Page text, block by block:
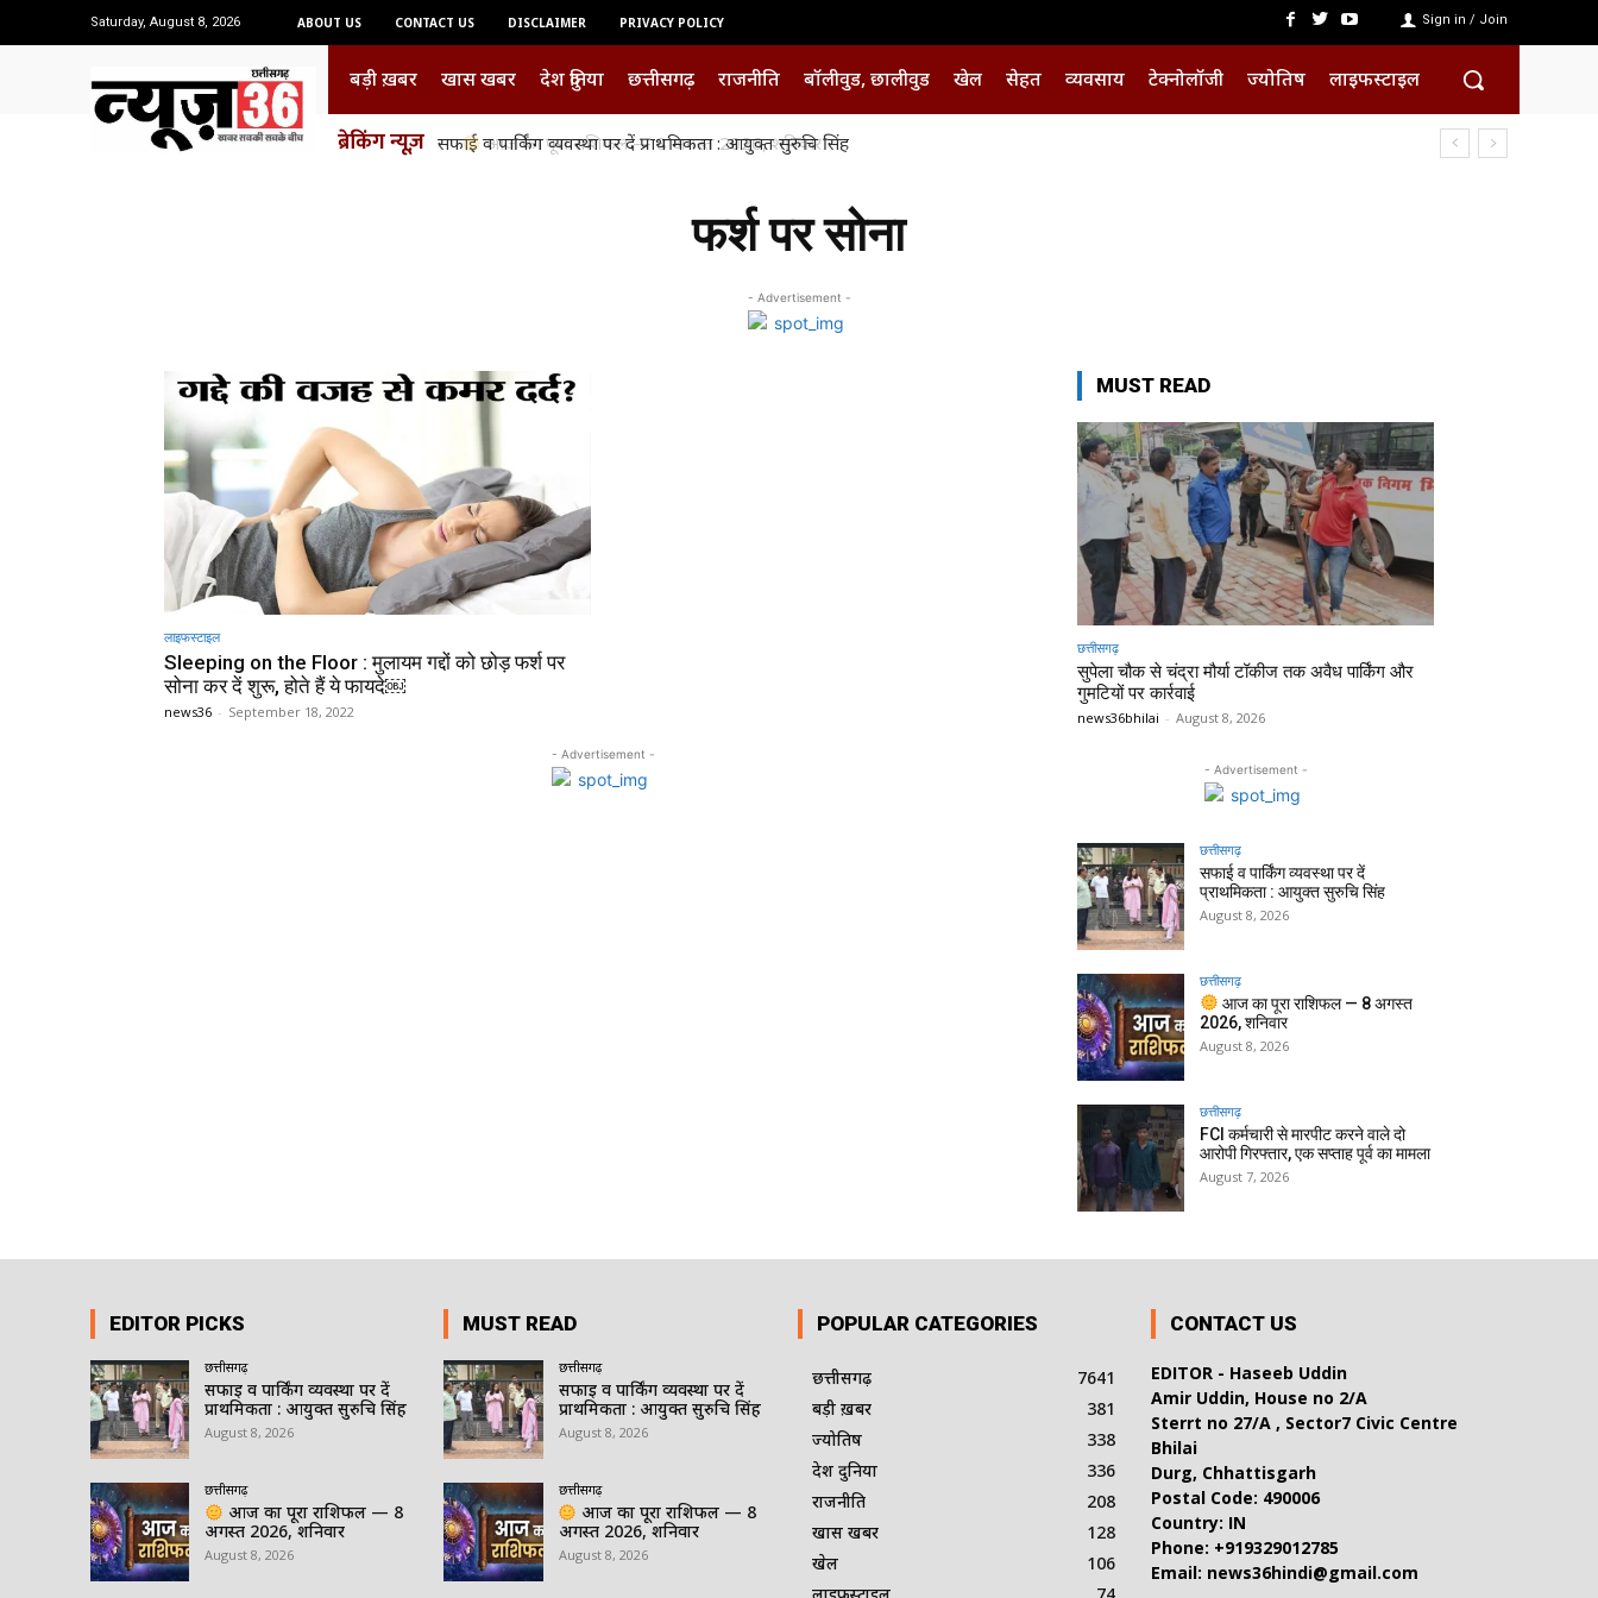
Saturday, August 8, 2026 ABOUT US CONTACT US DISCLAIMER PRIVACY POLICY Sign in / Join
बड़ी ख़बर खास खबर देश दुनिया छत्तीसगढ़ राजनीति बॉलीवुड, छालीवुड खेल सेहत व्यवसाय टेक्नोलॉजी ज्योतिष लाइफस्टाइल
ब्रेकिंग न्यूज़सफाई व पार्किंग व्यवस्था पर दें प्राथमिकता : आयुक्त सुरुचि सिंह
आज का पूरा राशिफल — 8 अगस्त 2026, शनिवार
फर्श पर सोना
- Advertisement -
लाइफस्टाइल
Sleeping on the Floor : मुलायम गद्दों को छोड़ फर्श पर
सोना कर दें शुरू, होते हैं ये फायदे￼
news36 - September 18, 2022
- Advertisement -
MUST READ
छत्तीसगढ़
सुपेला चौक से चंद्रा मौर्या टॉकीज तक अवैध पार्किंग और
गुमटियों पर कार्रवाई
news36bhilai - August 8, 2026
- Advertisement -
छत्तीसगढ़
सफाई व पार्किंग व्यवस्था पर दें
प्राथमिकता : आयुक्त सुरुचि सिंह
August 8, 2026
छत्तीसगढ़
आज का पूरा राशिफल — 8 अगस्त
2026, शनिवार
August 8, 2026
छत्तीसगढ़
FCI कर्मचारी से मारपीट करने वाले दो
आरोपी गिरफ्तार, एक सप्ताह पूर्व का मामला
August 7, 2026
EDITOR PICKS
छत्तीसगढ़
सफाई व पार्किंग व्यवस्था पर दें
प्राथमिकता : आयुक्त सुरुचि सिंह
August 8, 2026
छत्तीसगढ़
आज का पूरा राशिफल — 8
अगस्त 2026, शनिवार
August 8, 2026
MUST READ
छत्तीसगढ़
सफाई व पार्किंग व्यवस्था पर दें
प्राथमिकता : आयुक्त सुरुचि सिंह
August 8, 2026
छत्तीसगढ़
आज का पूरा राशिफल — 8
अगस्त 2026, शनिवार
August 8, 2026
POPULAR CATEGORIES
छत्तीसगढ़
7641
बड़ी ख़बर
381
ज्योतिष
338
देश दुनिया
336
राजनीति
208
खास खबर
128
खेल
106
CONTACT US
EDITOR - Haseeb Uddin
Amir Uddin, House no 2/A
Sterrt no 27/A , Sector7 Civic Centre
Bhilai
Durg, Chhattisgarh
Postal Code: 490006
Country: IN
Phone: +919329012785
Email: news36hindi@gmail.com